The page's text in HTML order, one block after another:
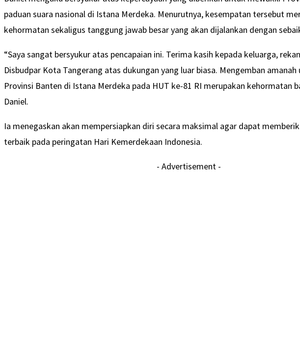
paduan suara nasional di Istana Merdeka. Menurutnya, kesempatan tersebut
kehormatan sekaligus tanggung jawab besar yang akan dijalankan dengan
“Saya sangat bersyukur atas pencapaian ini. Terima kasih kepada keluarga,
Disbudpar Kota Tangerang atas dukungan yang luar biasa. Mengemban
Provinsi Banten di Istana Merdeka pada HUT ke-81 RI merupakan kehormatan
Daniel.
Ia menegaskan akan mempersiapkan diri secara maksimal agar dapat
terbaik pada peringatan Hari Kemerdekaan Indonesia.
- Advertisement -